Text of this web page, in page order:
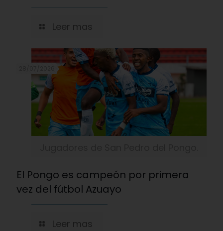
Leer mas
El Pongo es campeón por primera
vez del fútbol Azuayo
Leer mas